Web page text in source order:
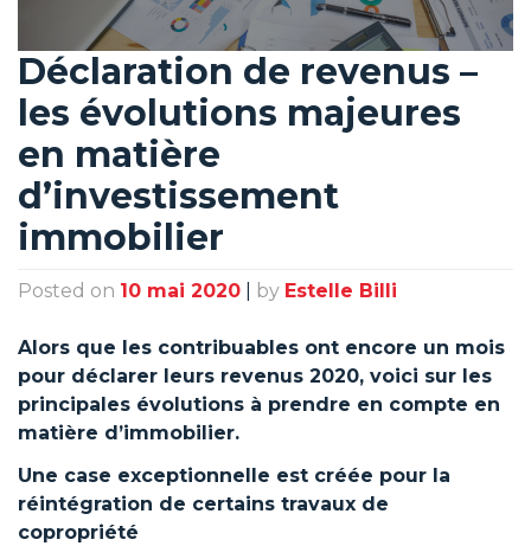
Déclaration de revenus –
les évolutions majeures
en matière
d’investissement
immobilier
Posted on 10 mai 2020 by Estelle Billi
Alors que les contribuables ont encore un mois
pour déclarer leurs revenus 2020, voici sur les
principales évolutions à prendre en compte en
matière d’immobilier.
Une case exceptionnelle est créée pour la
réintégration de certains travaux de
copropriété